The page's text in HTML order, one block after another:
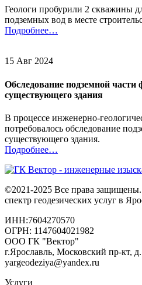
Геологи пробурили 2 скважины
подземных вод в месте
Подробнее…
15 Авг 2024
Обследование подземной части
существующего здания
В процессе инженерно-
потребовалось обследование
существующего здания.
Подробнее…
©2021-2025 Все права
спектр геодезических услуг в
ИНН:7604270570
ОГРН: 1147604021982
ООО ГК "Вектор"
г.Ярославль, Московский пр-кт,
yargeodeziya@yandex.ru
Услуги